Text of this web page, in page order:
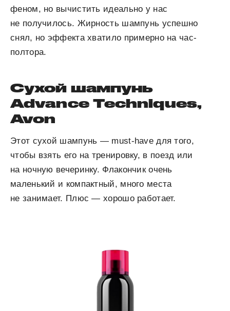
феном, но вычистить идеально у нас
не получилось. Жирность шампунь успешно
снял, но эффекта хватило примерно на час-
полтора.
Сухой шампунь
Advance Techniques,
Avon
Этот сухой шампунь — must-have для того,
чтобы взять его на тренировку, в поезд или
на ночную вечеринку. Флакончик очень
маленький и компактный, много места
не занимает. Плюс — хорошо работает.